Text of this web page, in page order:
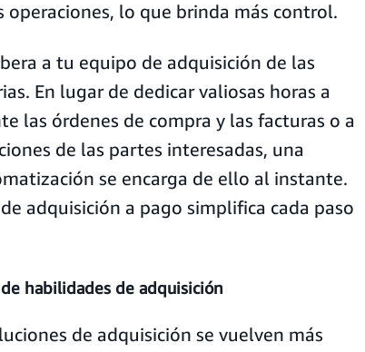
operaciones, lo que brinda más control.
a tu equipo de adquisición de las
En lugar de dedicar valiosas horas a
las órdenes de compra y las facturas o a
de las partes interesadas, una
se encarga de ello al instante.
adquisición a pago simplifica cada paso
habilidades de adquisición
de adquisición se vuelven más